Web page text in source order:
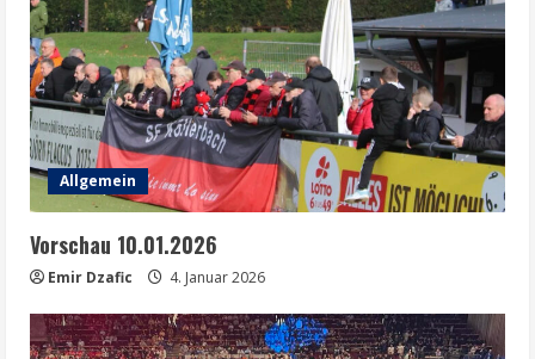
Allgemein
Vorschau 10.01.2026
Emir Dzafic 4. Januar 2026